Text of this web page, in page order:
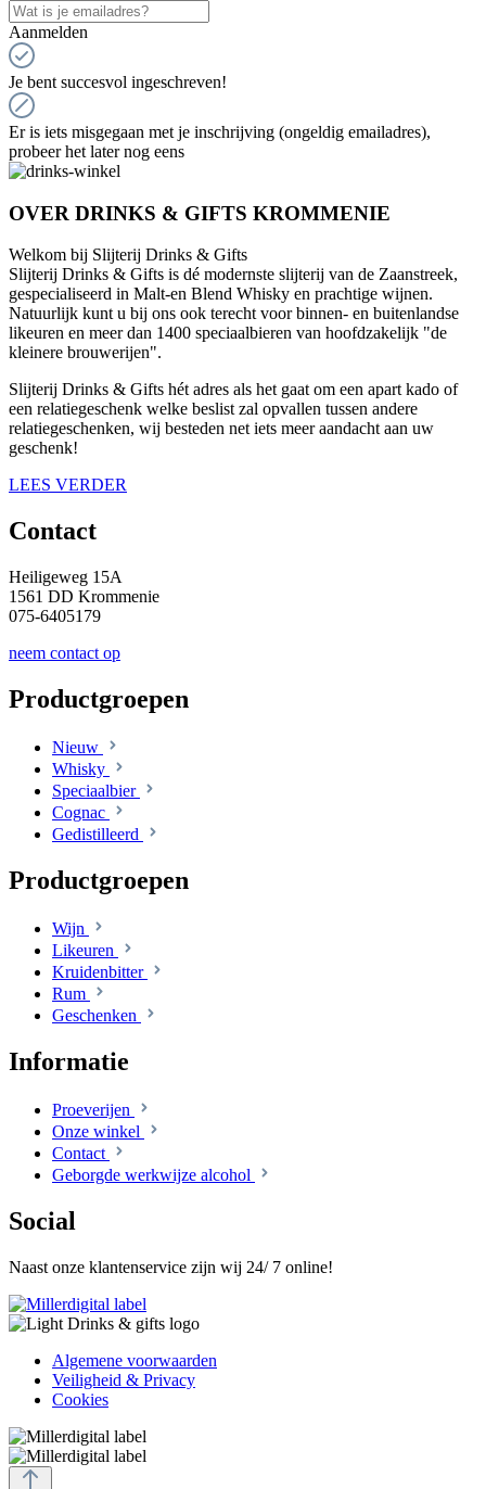
Aanmelden
Je bent succesvol ingeschreven!
Er is iets misgegaan met je inschrijving (ongeldig emailadres),
probeer het later nog eens
OVER DRINKS & GIFTS KROMMENIE
Welkom bij Slijterij Drinks & Gifts
Slijterij Drinks & Gifts is dé modernste slijterij van de Zaanstreek,
gespecialiseerd in Malt-en Blend Whisky en prachtige wijnen.
Natuurlijk kunt u bij ons ook terecht voor binnen- en buitenlandse
likeuren en meer dan 1400 speciaalbieren van hoofdzakelijk "de
kleinere brouwerijen".
Slijterij Drinks & Gifts hét adres als het gaat om een apart kado of
een relatiegeschenk welke beslist zal opvallen tussen andere
relatiegeschenken, wij besteden net iets meer aandacht aan uw
geschenk!
LEES VERDER
Contact
Heiligeweg 15A
1561 DD Krommenie
075-6405179
neem contact op
Productgroepen
Nieuw
Whisky
Speciaalbier
Cognac
Gedistilleerd
Productgroepen
Wijn
Likeuren
Kruidenbitter
Rum
Geschenken
Informatie
Proeverijen
Onze winkel
Contact
Geborgde werkwijze alcohol
Social
Naast onze klantenservice zijn wij 24/ 7 online!
Algemene voorwaarden
Veiligheid & Privacy
Cookies